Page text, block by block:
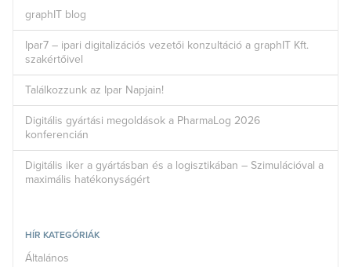
graphIT blog
Ipar7 – ipari digitalizációs vezetői konzultáció a graphIT Kft.
szakértőivel
Találkozzunk az Ipar Napjain!
Digitális gyártási megoldások a PharmaLog 2026
konferencián
Digitális iker a gyártásban és a logisztikában – Szimulációval a
maximális hatékonyságért
HÍR KATEGÓRIÁK
Általános